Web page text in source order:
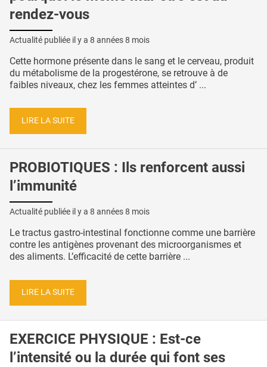
rendez-vous
Actualité publiée il y a 8 années 8 mois
Cette hormone présente dans le sang et le cerveau, produit
du métabolisme de la progestérone, se retrouve à de
faibles niveaux, chez les femmes atteintes d’ ...
LIRE LA SUITE
PROBIOTIQUES : Ils renforcent aussi
l’immunité
Actualité publiée il y a 8 années 8 mois
Le tractus gastro-intestinal fonctionne comme une barrière
contre les antigènes provenant des microorganismes et
des aliments. L’efficacité de cette barrière ...
LIRE LA SUITE
EXERCICE PHYSIQUE : Est-ce
l’intensité ou la durée qui font ses